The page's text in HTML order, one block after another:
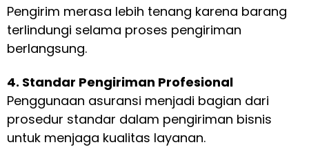
Pengirim merasa lebih tenang karena barang
terlindungi selama proses pengiriman
berlangsung.
4. Standar Pengiriman Profesional
Penggunaan asuransi menjadi bagian dari
prosedur standar dalam pengiriman bisnis
untuk menjaga kualitas layanan.